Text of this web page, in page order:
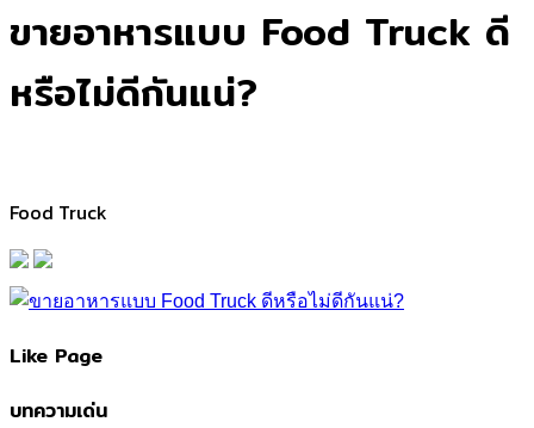
ขายอาหารแบบ Food Truck ดี
หรือไม่ดีกันแน่?
Food Truck
Like Page
บทความเด่น